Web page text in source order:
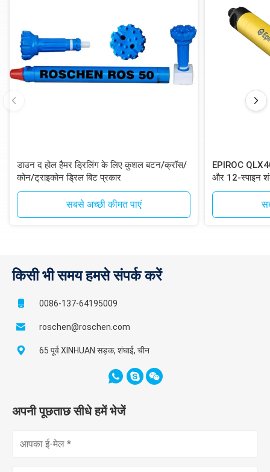
डाउन द होल हैमर ड्रिलिंग के लिए कुशल बटन/क्रॉस/
कोन/ट्राइकोन ड्रिल बिट प्रकार
सबसे अच्छी कीमत पाएं
EPIROC
और 12-स्पाइन
ड्रिलिंग के लिए
किसी भी समय हमसे संपर्क करें
0086-137-64195009
roschen@roschen.com
65 पूर्व XINHUAN सड़क, शंघाई, चीन
अपनी पूछताछ सीधे हमें भेजें